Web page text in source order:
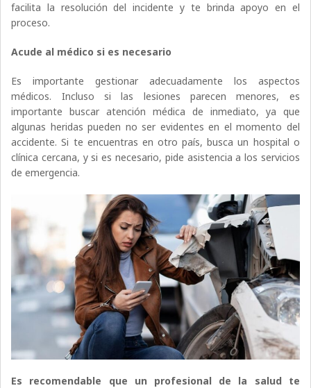
facilita la resolución del incidente y te brinda apoyo en el
proceso.
Acude al médico si es necesario
Es importante gestionar adecuadamente los aspectos
médicos. Incluso si las lesiones parecen menores, es
importante buscar atención médica de inmediato, ya que
algunas heridas pueden no ser evidentes en el momento del
accidente. Si te encuentras en otro país, busca un hospital o
clínica cercana, y si es necesario, pide asistencia a los servicios
de emergencia.
Es recomendable que un profesional de la salud te